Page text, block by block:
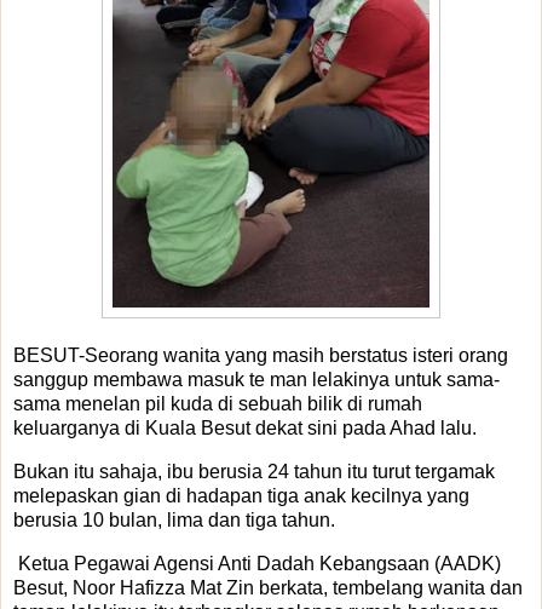
BESUT-Seorang wanita yang masih berstatus isteri orang
sanggup membawa masuk te man lelakinya untuk sama-
sama menelan pil kuda di sebuah bilik di rumah
keluarganya di Kuala Besut dekat sini pada Ahad lalu.
Bukan itu sahaja, ibu berusia 24 tahun itu turut tergamak
melepaskan gian di hadapan tiga anak kecilnya yang
berusia 10 bulan, lima dan tiga tahun.
Ketua Pegawai Agensi Anti Dadah Kebangsaan (AADK)
Besut, Noor Hafizza Mat Zin berkata, tembelang wanita dan